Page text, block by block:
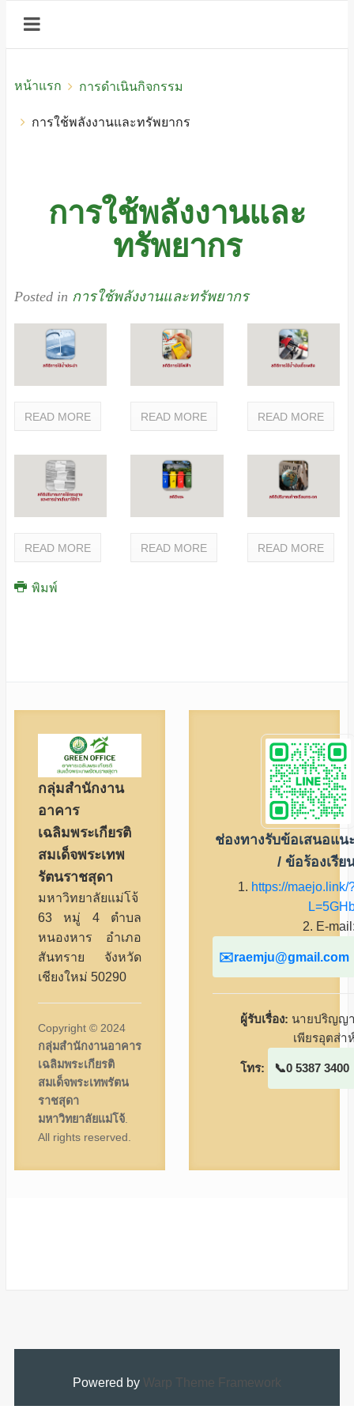
หน้าแรก การดำเนินกิจกรรม
การใช้พลังงานและทรัพยากร
การใช้พลังงานและ
ทรัพยากร
Posted in การใช้พลังงานและทรัพยากร
READ MORE READ MORE READ MORE
READ MORE READ MORE READ MORE
พิมพ์
กลุ่มสำนักงาน
อาคาร
เฉลิมพระเกียรติ
สมเด็จพระเทพ
รัตนราชสุดา
มหาวิทยาลัยแม่โจ้
63 หมู่ 4 ตำบล
หนองหาร อำเภอ
สันทราย จังหวัด
เชียงใหม่ 50290
Copyright © 2024
กลุ่มสำนักงานอาคาร
เฉลิมพระเกียรติ
สมเด็จพระเทพรัตน
ราชสุดา
มหาวิทยาลัยแม่โจ้
All rights reserved.
ช่องทางรับข้อเสนอแน
/ ข้อร้องเรีย
1. https://maejo.link/
2. E-
raemju@gmail.com
ผู้รับเรื่อง: นายปริญญ
เพียรอุตส่า
โทร: 0 5387 3400
Powered by Warp Theme Framework